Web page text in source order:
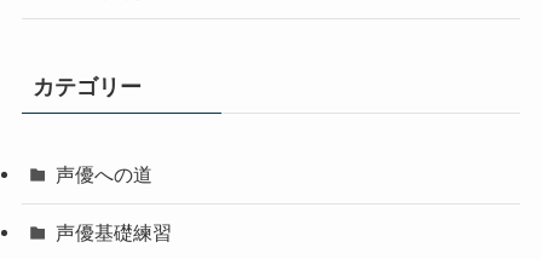
カテゴリー
声優への道
声優基礎練習